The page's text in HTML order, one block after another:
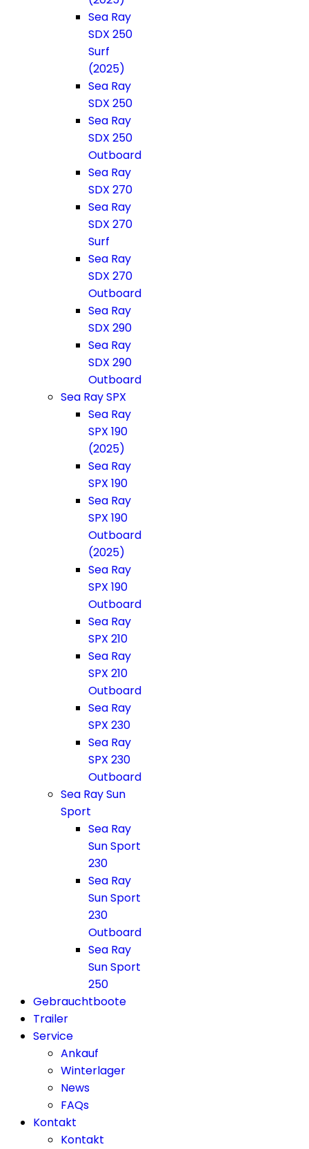
Sea Ray
SDX 250
Surf
(2025)
Sea Ray
SDX 250
Sea Ray
SDX 250
Outboard
Sea Ray
SDX 270
Sea Ray
SDX 270
Surf
Sea Ray
SDX 270
Outboard
Sea Ray
SDX 290
Sea Ray
SDX 290
Outboard
Sea Ray SPX
Sea Ray
SPX 190
(2025)
Sea Ray
SPX 190
Sea Ray
SPX 190
Outboard
(2025)
Sea Ray
SPX 190
Outboard
Sea Ray
SPX 210
Sea Ray
SPX 210
Outboard
Sea Ray
SPX 230
Sea Ray
SPX 230
Outboard
Sea Ray Sun
Sport
Sea Ray
Sun Sport
230
Sea Ray
Sun Sport
230
Outboard
Sea Ray
Sun Sport
250
Gebrauchtboote
Trailer
Service
Ankauf
Winterlager
News
FAQs
Kontakt
Kontakt